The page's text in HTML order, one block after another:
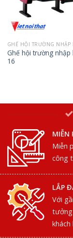
GHẾ HỘI TRƯỜNG NHẬP
Ghế hội trường nhập
16
MIỄN
Miễn
công
LẮP
Với
tưởng
khách